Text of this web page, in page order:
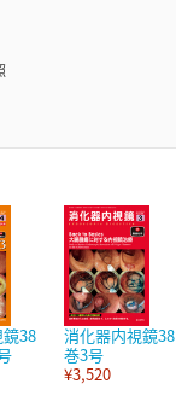
38
消化器内視鏡38
巻3号
¥3,520